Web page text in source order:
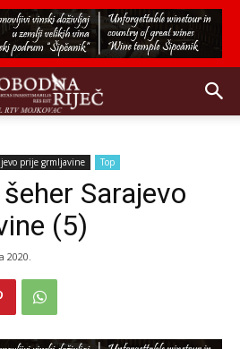
prije grmljavine Top
Sarajevo
(5)
2020.